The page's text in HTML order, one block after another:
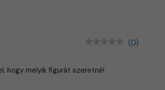
(0)
hogy melyik figurát szeretné!